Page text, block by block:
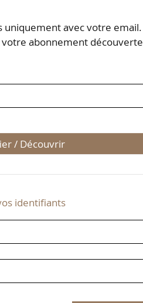
uniquement avec votre email.
abonnement découverte
/ Découvrir
identifiants